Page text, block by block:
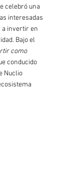
celebró una
interesadas
a invertir en
Bajo el
como
conducido
Nuclio